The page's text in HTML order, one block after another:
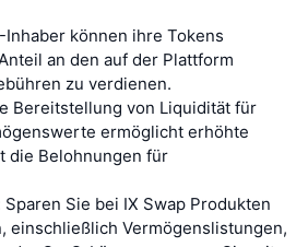
können ihre Tokens
an den auf der Plattform
zu verdienen.
Bereitstellung von Liquidität für
ermöglicht erhöhte
die Belohnungen für
Sie bei IX Swap Produkten
einschließlich Vermögenslistungen,